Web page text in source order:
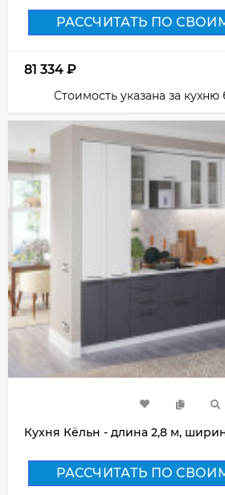
РАССЧИТАТЬ ПО
81 334 ₽
Стоимость указана за
Кухня Кёльн - длина 2,8 м,
РАССЧИТАТЬ ПО